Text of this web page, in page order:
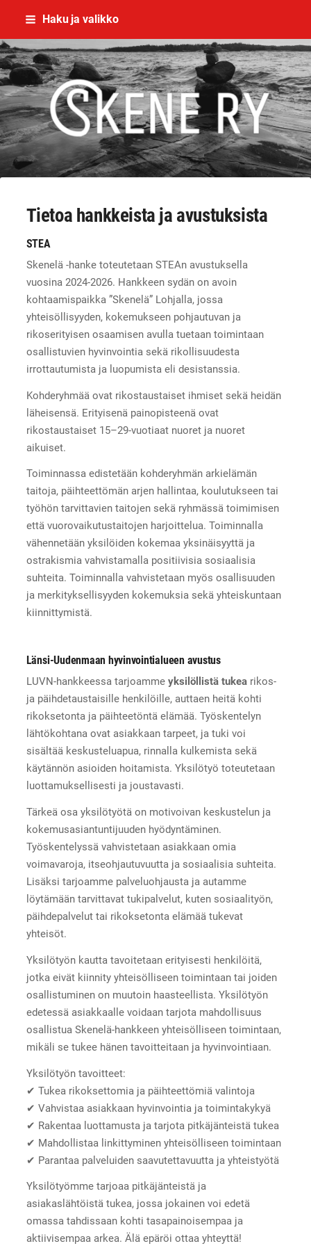
Siirry
sisältöön
Haku ja valikko
Skene - yhdessä rikoksettomaan
Tietoa hankkeista ja avustuksista
STEA
Skenelä -hanke toteutetaan STEAn avustuksella
vuosina 2024-2026. Hankkeen sydän on avoin
kohtaamispaikka ”Skenelä” Lohjalla, jossa
yhteisöllisyyden, kokemukseen pohjautuvan ja
rikoserityisen osaamisen avulla tuetaan toimintaan
osallistuvien hyvinvointia sekä rikollisuudesta
irrottautumista ja luopumista eli desistanssia.
Kohderyhmää ovat rikostaustaiset ihmiset sekä heidän
läheisensä. Erityisenä painopisteenä ovat
rikostaustaiset 15–29-vuotiaat nuoret ja nuoret
aikuiset.
Toiminnassa edistetään kohderyhmän arkielämän
taitoja, päihteettömän arjen hallintaa, koulutukseen tai
työhön tarvittavien taitojen sekä ryhmässä toimimisen
että vuorovaikutustaitojen harjoittelua. Toiminnalla
vähennetään yksilöiden kokemaa yksinäisyyttä ja
ostrakismia vahvistamalla positiivisia sosiaalisia
suhteita. Toiminnalla vahvistetaan myös osallisuuden
ja merkityksellisyyden kokemuksia sekä yhteiskuntaan
kiinnittymistä.
Länsi-Uudenmaan hyvinvointialueen avustus
LUVN-hankkeessa tarjoamme yksilöllistä tukearikos-
ja päihdetaustaisille henkilöille, auttaen heitä kohti
rikoksetonta ja päihteetöntä elämää. Työskentelyn
lähtökohtana ovat asiakkaan tarpeet, ja tuki voi
sisältää keskusteluapua, rinnalla kulkemista sekä
käytännön asioiden hoitamista. Yksilötyö toteutetaan
luottamuksellisesti ja joustavasti.
Tärkeä osa yksilötyötä on motivoivan keskustelun ja
kokemusasiantuntijuuden hyödyntäminen.
Työskentelyssä vahvistetaan asiakkaan omia
voimavaroja, itseohjautuvuutta ja sosiaalisia suhteita.
Lisäksi tarjoamme palveluohjausta ja autamme
löytämään tarvittavat tukipalvelut, kuten sosiaalityön,
päihdepalvelut tai rikoksetonta elämää tukevat
yhteisöt.
Yksilötyön kautta tavoitetaan erityisesti henkilöitä,
jotka eivät kiinnity yhteisölliseen toimintaan tai joiden
osallistuminen on muutoin haasteellista. Yksilötyön
edetessä asiakkaalle voidaan tarjota mahdollisuus
osallistua Skenelä-hankkeen yhteisölliseen toimintaan,
mikäli se tukee hänen tavoitteitaan ja hyvinvointiaan.
Yksilötyön tavoitteet:
✔ Tukea rikoksettomia ja päihteettömiä valintoja
✔ Vahvistaa asiakkaan hyvinvointia ja toimintakykyä
✔ Rakentaa luottamusta ja tarjota pitkäjänteistä tukea
✔ Mahdollistaa linkittyminen yhteisölliseen toimintaan
✔ Parantaa palveluiden saavutettavuutta ja yhteistyötä
Yksilötyömme tarjoaa pitkäjänteistä ja
asiakaslähtöistä tukea, jossa jokainen voi edetä
omassa tahdissaan kohti tasapainoisempaa ja
aktiivisempaa arkea. Älä epäröi ottaa yhteyttä!